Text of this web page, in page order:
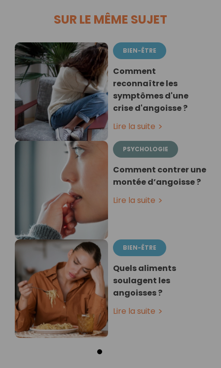
SUR LE MÊME SUJET
BIEN-ÊTRE
Comment
reconnaître les
symptômes d'une
crise d'angoisse ?
Lire la suite
PSYCHOLOGIE
Comment contrer une
montée d’angoisse ?
Lire la suite
BIEN-ÊTRE
Quels aliments
soulagent les
angoisses ?
Lire la suite